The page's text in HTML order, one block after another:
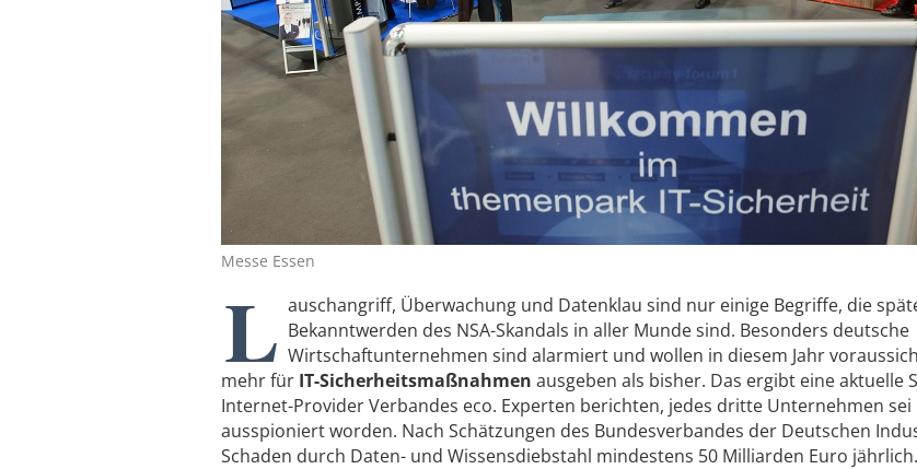
Messe Essen
L auschangriff, Überwachung und Datenklau sind nur einige Begriffe, die
Bekanntwerden des NSA-Skandals in aller Munde sind. Besonders deutsche
Wirtschaftunternehmen sind alarmiert und wollen in diesem Jahr
mehr für IT-Sicherheitsmaßnahmen ausgeben als bisher. Das ergibt eine aktuelle
Internet-Provider Verbandes eco. Experten berichten, jedes dritte Unternehmen sei
ausspioniert worden. Nach Schätzungen des Bundesverbandes der Deutschen
Schaden durch Daten- und Wissensdiebstahl mindestens 50 Milliarden Euro jährlich.